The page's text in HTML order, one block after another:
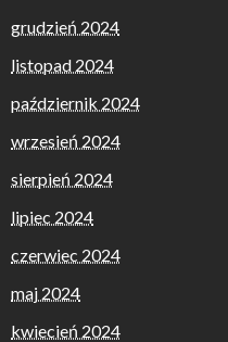
grudzień 2024
listopad 2024
październik 2024
wrzesień 2024
sierpień 2024
lipiec 2024
czerwiec 2024
maj 2024
kwiecień 2024